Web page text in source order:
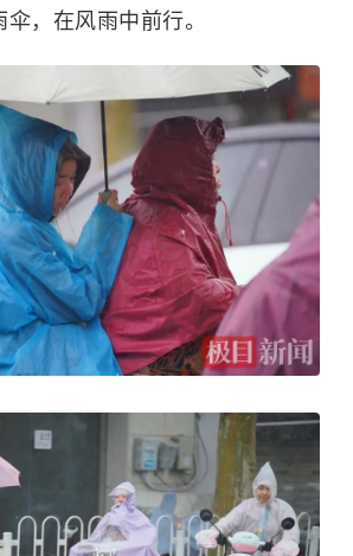
，在风雨中前行。